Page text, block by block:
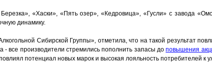
«Хаски», «Пять озер», «Кедровица», «Гусли» с завода
динамику.
Сибирской Группы», отметила, что на такой результат
- все производители стремились пополнить запасы доповышения
потенциал новых марок и высокая лояльность потребителей к